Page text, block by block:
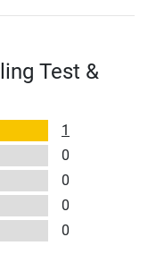
Test &
1
0
0
0
0